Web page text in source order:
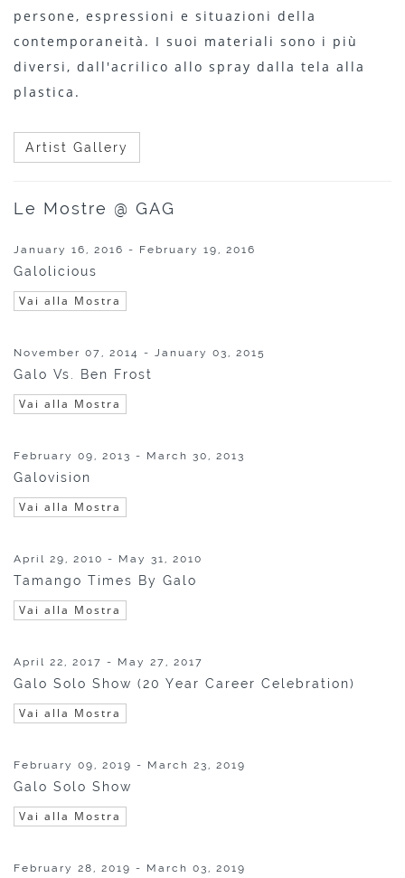
persone, espressioni e situazioni della
contemporaneità. I suoi materiali sono i più
diversi, dall'acrilico allo spray dalla tela alla
plastica.
Artist Gallery
Le Mostre @ GAG
January 16, 2016 - February 19, 2016
Galolicious
Vai alla Mostra
November 07, 2014 - January 03, 2015
Galo Vs. Ben Frost
Vai alla Mostra
February 09, 2013 - March 30, 2013
Galovision
Vai alla Mostra
April 29, 2010 - May 31, 2010
Tamango Times By Galo
Vai alla Mostra
April 22, 2017 - May 27, 2017
Galo Solo Show (20 Year Career Celebration)
Vai alla Mostra
February 09, 2019 - March 23, 2019
Galo Solo Show
Vai alla Mostra
February 28, 2019 - March 03, 2019